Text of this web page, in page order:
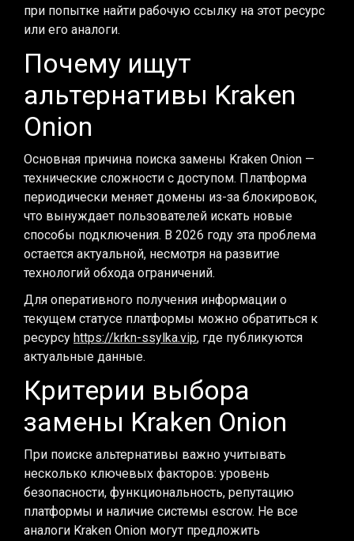
при попытке найти рабочую ссылку на этот ресурс
или его аналоги.
Почему ищут
альтернативы Kraken
Onion
Основная причина поиска замены Kraken Onion —
технические сложности с доступом. Платформа
периодически меняет домены из-за блокировок,
что вынуждает пользователей искать новые
способы подключения. В 2026 году эта проблема
остается актуальной, несмотря на развитие
технологий обхода ограничений.
Для оперативного получения информации о
текущем статусе платформы можно обратиться к
ресурсу https://krkn-ssylka.vip, где публикуются
актуальные данные.
Критерии выбора
замены Kraken Onion
При поиске альтернативы важно учитывать
несколько ключевых факторов: уровень
безопасности, функциональность, репутацию
платформы и наличие системы escrow. Не все
аналоги Kraken Onion могут предложить